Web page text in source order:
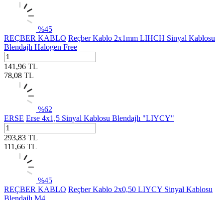
%45
REÇBER KABLO Reçber Kablo 2x1mm LIHCH Sinyal Kablosu
Blendajlı Halogen Free
141,96 TL
78,08 TL
%62
ERSE Erse 4x1,5 Sinyal Kablosu Blendajlı "LIYCY"
293,83 TL
111,66 TL
%45
REÇBER KABLO Reçber Kablo 2x0,50 LIYCY Sinyal Kablosu
Blendajlı M4